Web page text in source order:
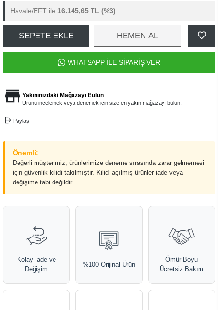
Havale/EFT ile 16.145,65 TL (%3)
SEPETE EKLE HEMEN AL
WHATSAPP İLE SİPARİŞ VER
Yakınınızdaki Mağazayı Bulun
Ürünü incelemek veya denemek için size en yakın mağazayı bulun.
Paylaş
Önemli:
Değerli müşterimiz, ürünlerimize deneme sırasında zarar gelmemesi
için güvenlik kilidi takılmıştır. Kilidi açılmış ürünler iade veya
değişime tabi değildir.
Kolay İade ve
Değişim
%100 Orijinal Ürün
Ömür Boyu
Ücretsiz Bakım